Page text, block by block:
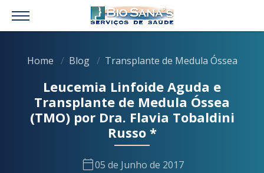
Home Blog Transplante de Medula Óssea
Leucemia Linfoide Aguda e
Transplante de Medula Óssea
(TMO) por Dra. Flavia Tobaldini
Russo *
calendar_today05 de Junho de 2017